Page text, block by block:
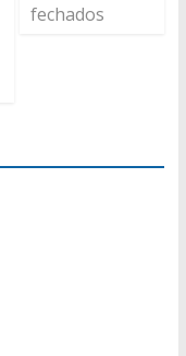
fechados